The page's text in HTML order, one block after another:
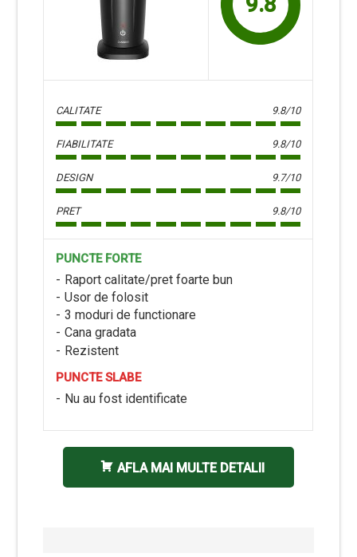
CALITATE 9.8/10
FIABILITATE 9.8/10
DESIGN 9.7/10
PRET 9.8/10
PUNCTE FORTE
Raport calitate/pret foarte bun
Usor de folosit
3 moduri de functionare
Cana gradata
Rezistent
PUNCTE SLABE
Nu au fost identificate
AFLA MAI MULTE DETALII